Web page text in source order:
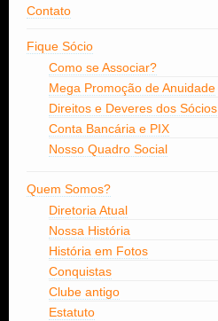
Contato
Fique Sócio
Como se Associar?
Mega Promoção de Anuidade
Direitos e Deveres dos Sócios
Conta Bancária e PIX
Nosso Quadro Social
Quem Somos?
Diretoria Atual
Nossa História
História em Fotos
Conquistas
Clube antigo
Estatuto